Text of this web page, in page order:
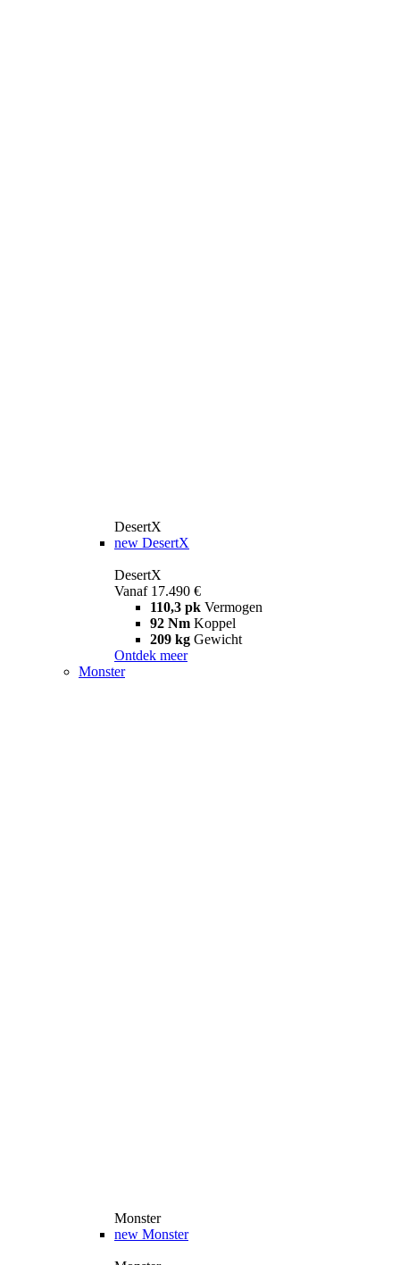
DesertX
new DesertX
DesertX
Vanaf 17.490 €
110,3 pk Vermogen
92 Nm Koppel
209 kg Gewicht
Ontdek meer
Monster
Monster
new Monster